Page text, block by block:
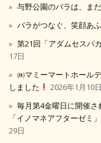
与野公園のバラは、ま
バラがつなぐ、笑顔あ
第21回「アダムセスパ
17日
㈱マミーマートホール
しました
2026年1月10日
毎月第4金曜日に開催
「イノマネアフターゼミ
29日